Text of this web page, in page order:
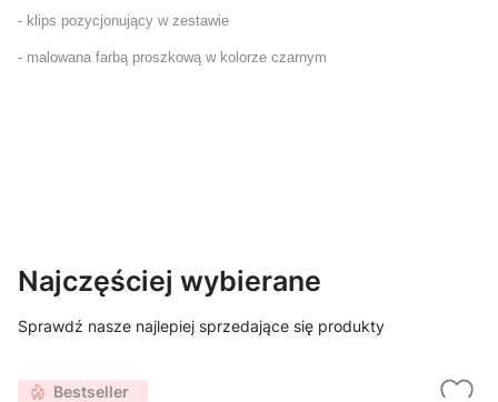
- klips pozycjonujący w zestawie
- malowana farbą proszkową w kolorze czarnym
Najczęściej wybierane
Sprawdź nasze najlepiej sprzedające się produkty
Bestseller